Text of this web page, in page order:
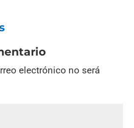
electrónico no será